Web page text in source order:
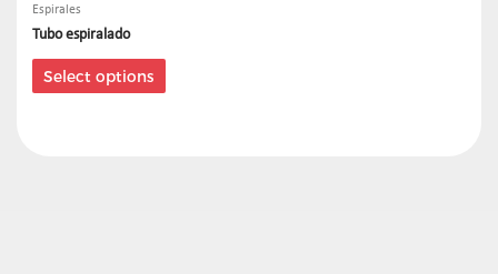
Espirales
Tubo espiralado
Select options